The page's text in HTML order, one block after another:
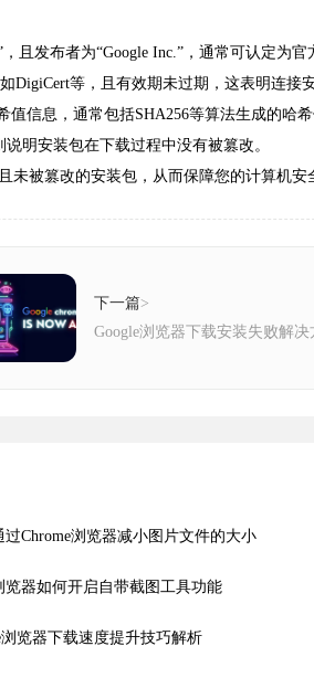
发布者为“Google Inc.”，通常可认定为官
等，且有效期未过期，这表明连接
信息，通常包括SHA256等算法生成的哈
明安装包在下载过程中没有被篡改。
被篡改的安装包，从而保障您的计算机安
下一篇>
Google浏览器下载安装失败解决
过Chrome浏览器减小图片文件的大小
览器如何开启自带截图工具功能
浏览器下载速度提升技巧解析